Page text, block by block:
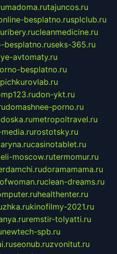
madoma.rutajuncos.ru
besplatno.rusplclub.ru
ribery.rucleanmedicine.ru
besplatno.ruseks-365.ru
avtomaty.ru
besplatno.ru
pichkurovlab.ru
don-ykt.ru
domashnee-porno.ru
metropoltravel.ru
rostotsky.ru
casinotablet.ru
moscow.rutermomur.ru
doramamama.ru
clean-dreams.ru
healthenter.ru
kinofilmy-2021.ru
remstir-tolyatti.ru
newtech-spb.ru
seonub.ruzvonitut.ru